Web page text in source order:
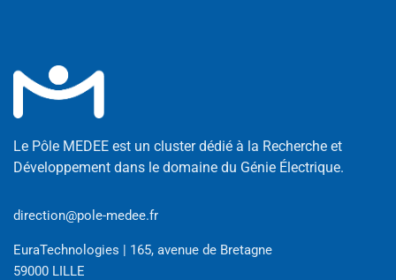
Le Pôle MEDEE est un cluster dédié à la Recherche et
Développement dans le domaine du Génie Électrique.
direction@pole-medee.fr
EuraTechnologies | 165, avenue de Bretagne
59000 LILLE